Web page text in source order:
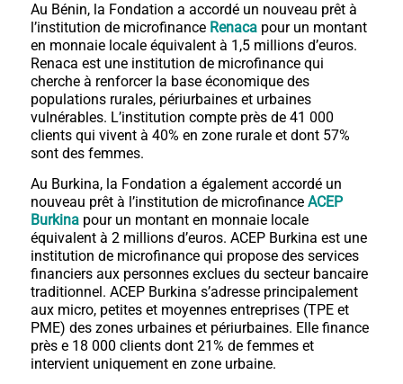
Au Bénin, la Fondation a accordé un nouveau prêt à
l’institution de microfinance Renaca pour un montant
en monnaie locale équivalent à 1,5 millions d’euros.
Renaca est une institution de microfinance qui
cherche à renforcer la base économique des
populations rurales, périurbaines et urbaines
vulnérables. L’institution compte près de 41 000
clients qui vivent à 40% en zone rurale et dont 57%
sont des femmes.
Au Burkina, la Fondation a également accordé un
nouveau prêt à l’institution de microfinance ACEP
Burkinapour un montant en monnaie locale
équivalent à 2 millions d’euros. ACEP Burkina est une
institution de microfinance qui propose des services
financiers aux personnes exclues du secteur bancaire
traditionnel. ACEP Burkina s’adresse principalement
aux micro, petites et moyennes entreprises (TPE et
PME) des zones urbaines et périurbaines. Elle finance
près e 18 000 clients dont 21% de femmes et
intervient uniquement en zone urbaine.